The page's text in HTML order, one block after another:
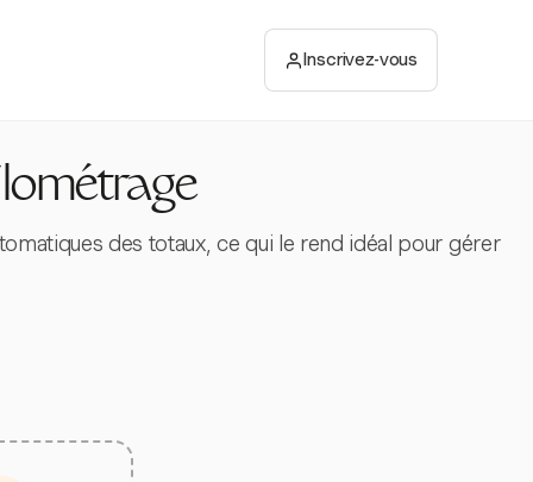
Inscrivez-vous
des totaux, ce qui le rend idéal pour gérer